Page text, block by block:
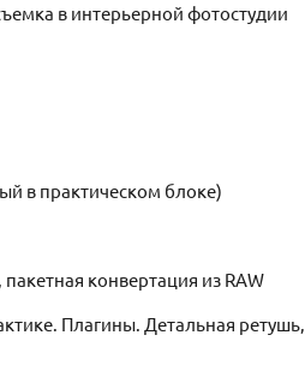
в интерьерной фотостудии
в практическом блоке)
конвертация из RAW
Плагины. Детальная ретушь,